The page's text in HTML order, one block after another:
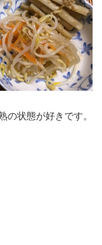
の状態が好きです。